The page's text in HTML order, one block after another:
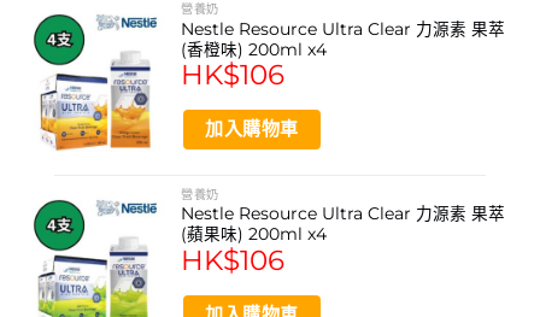
營養奶
Nestle Resource Ultra Clear 力源素 果萃
(香橙味) 200ml x4
HK$106
加入購物車
營養奶
Nestle Resource Ultra Clear 力源素 果萃
(蘋果味) 200ml x4
HK$106